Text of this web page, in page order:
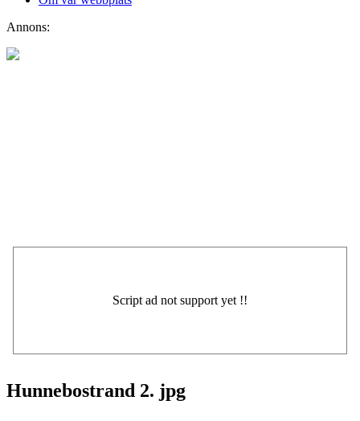
Annons:
Hunnebostrand 2. jpg